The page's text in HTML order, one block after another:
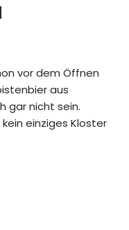
vor dem Öffnen
aus
gar nicht sein.
einziges Kloster